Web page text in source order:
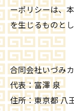
ーポリシーは、
を生じるものとし
合同会社いづみ
代表：富澤 泉
住所：東京都 八